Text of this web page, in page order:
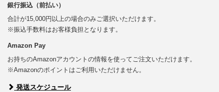
銀行振込（前払い）
合計が15,000円以上の場合のみご選択いただけます。
※振込手数料はお客様負担となります。
Amazon Pay
お持ちのAmazonアカウントの情報を使ってご注文いただけます。
※Amazonのポイントはご利用いただけません。
発送スケジュール